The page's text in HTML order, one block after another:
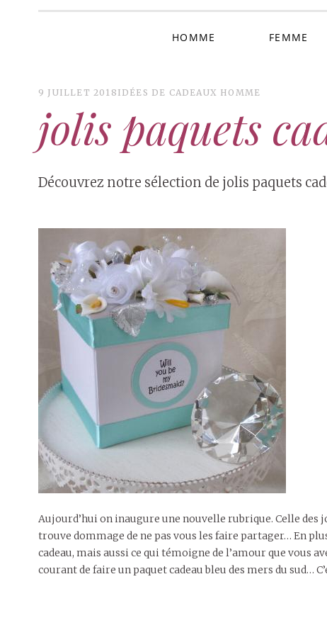
HOMME FEMME
9 JUILLET 2018 IDÉES DE CADEAUX HOMME
jolis paquets
Découvrez notre sélection de jolis paquets
Aujourd’hui on inaugure une nouvelle rubrique. Celle des
trouve dommage de ne pas vous les faire partager… En
cadeau, mais aussi ce qui témoigne de l’amour que vous
courant de faire un paquet cadeau bleu des mers du sud…